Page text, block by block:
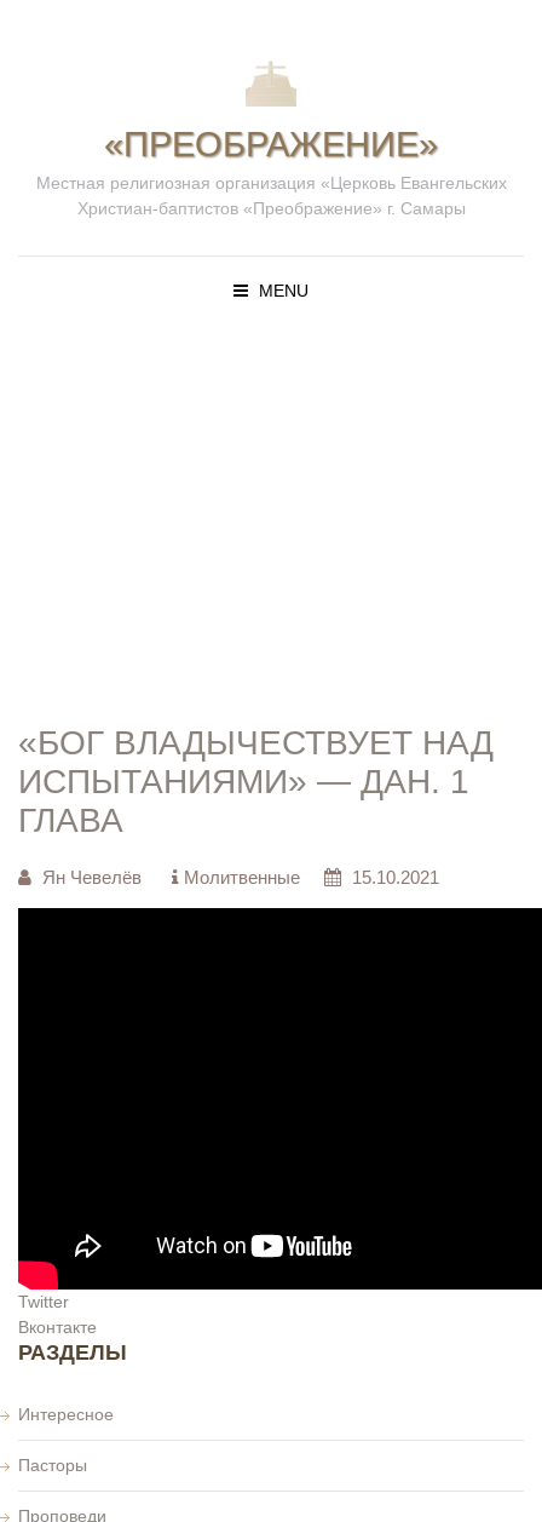
«ПРЕОБРАЖЕНИЕ»
Местная религиозная организация «Церковь Евангельских
Христиан-баптистов «Преображение» г. Самары
MENU
«БОГ ВЛАДЫЧЕСТВУЕТ НАД
ИСПЫТАНИЯМИ» — ДАН. 1
ГЛАВА
Ян Чевелёв Молитвенные 15.10.2021
Twitter
Вконтакте
РАЗДЕЛЫ
Интересное
Пасторы
Проповеди